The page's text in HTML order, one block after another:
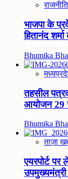
राजनीति
भाजपा के
हितानंद शर्मा
Bhumika
तहसील
आयोजन 29
Bhumika
ताज़ा
एयरपोर्ट